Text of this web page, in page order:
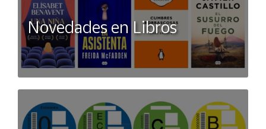
Novedades en Libros